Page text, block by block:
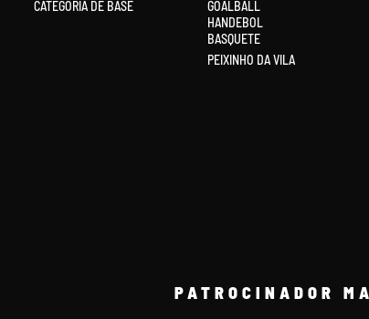
CATEGORIA DE BASE
GOALBALL
HANDEBOL
BASQUETE
PEIXINHO DA VILA
PATROCINADOR